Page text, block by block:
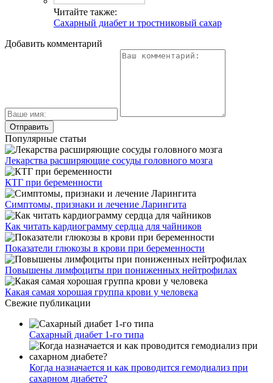
Читайте также:
Сахарный диабет и тростниковый сахар
Добавить комментарий
Популярные статьи
Лекарства расширяющие сосуды головного мозга
КТГ при беременности
Симптомы, признаки и лечение Ларингита
Как читать кардиограмму сердца для чайников
Показатели глюкозы в крови при беременности
Повышены лимфоциты при пониженных нейтрофилах
Какая самая хорошая группа крови у человека
Свежие публикации
Сахарный диабет 1-го типа
Когда назначается и как проводится гемодиализ при
сахарном диабете?